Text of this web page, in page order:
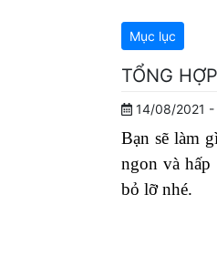
Mục lục
TỔNG
14/08/2021 -
Bạn sẽ làm
ngon và
bỏ lỡ nhé.